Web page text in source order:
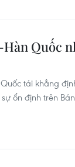
Quốc
tái khẳng
ổn định trên